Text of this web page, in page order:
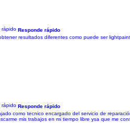
Responde rápido
resultados diferentes como puede ser
Responde rápido
como tecnico encargado del servicio de
mis trabajos en mi tiempo libre ysa que me